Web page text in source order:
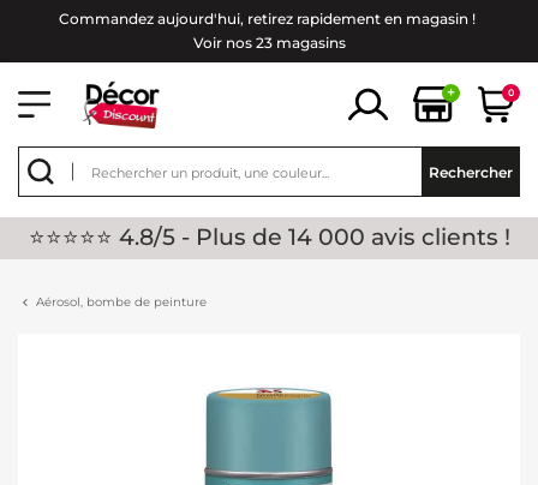
Commandez aujourd'hui, retirez rapidement en magasin !
Voir nos 23 magasins
+ 0
Rechercher
⭐⭐⭐⭐⭐ 4.8/5 - Plus de 14 000 avis clients !
Aérosol, bombe de peinture